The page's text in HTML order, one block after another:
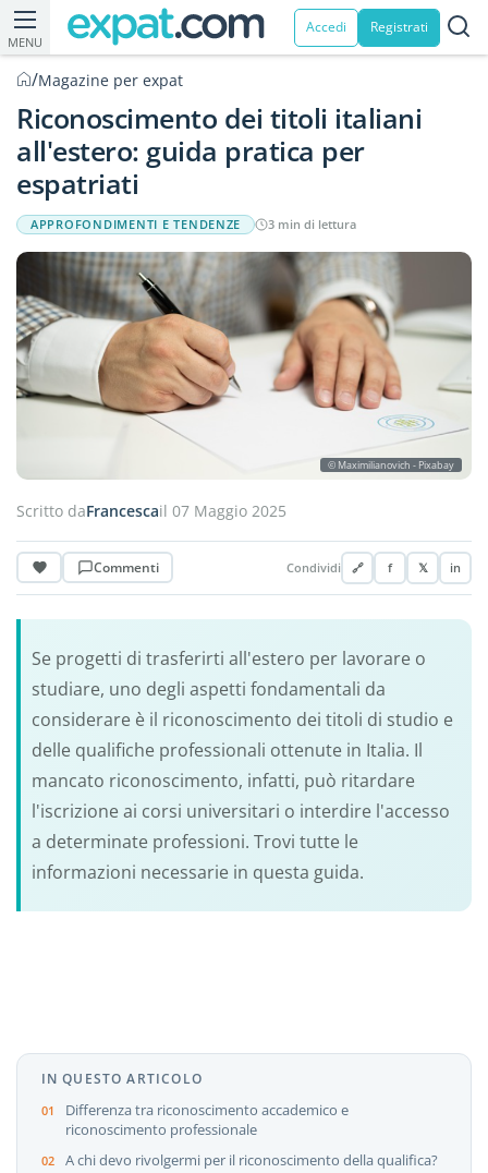
MENU
Accedi Registrati
/Magazine per expat
Riconoscimento dei titoli italiani
all'estero: guida pratica per
espatriati
APPROFONDIMENTI E TENDENZE 3 min di lettura
© Maximilianovich - Pixabay
Scritto daFrancescail 07 Maggio 2025
Commenti Condividi 🔗 f 𝕏 in
Se progetti di trasferirti all'estero per lavorare o
studiare, uno degli aspetti fondamentali da
considerare è il riconoscimento dei titoli di studio e
delle qualifiche professionali ottenute in Italia. Il
mancato riconoscimento, infatti, può ritardare
l'iscrizione ai corsi universitari o interdire l'accesso
a determinate professioni. Trovi tutte le
informazioni necessarie in questa guida.
IN QUESTO ARTICOLO
Differenza tra riconoscimento accademico e
riconoscimento professionale
A chi devo rivolgermi per il riconoscimento della qualifica?